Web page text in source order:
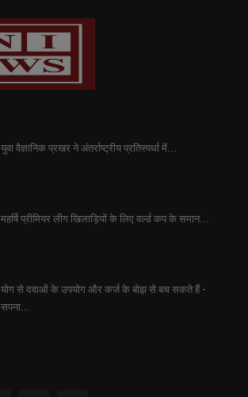
युवा वैज्ञानिक प्रखर ने अंतर्राष्ट्रीय प्रतिस्पर्धा में...
महर्षि प्रीमियर लीग खिलाड़ियों के लिए वर्ल्ड कप के समान...
योग से दवाओं के उपयोग और कर्ज के बोझ से बच सकते हैं -
सपना...